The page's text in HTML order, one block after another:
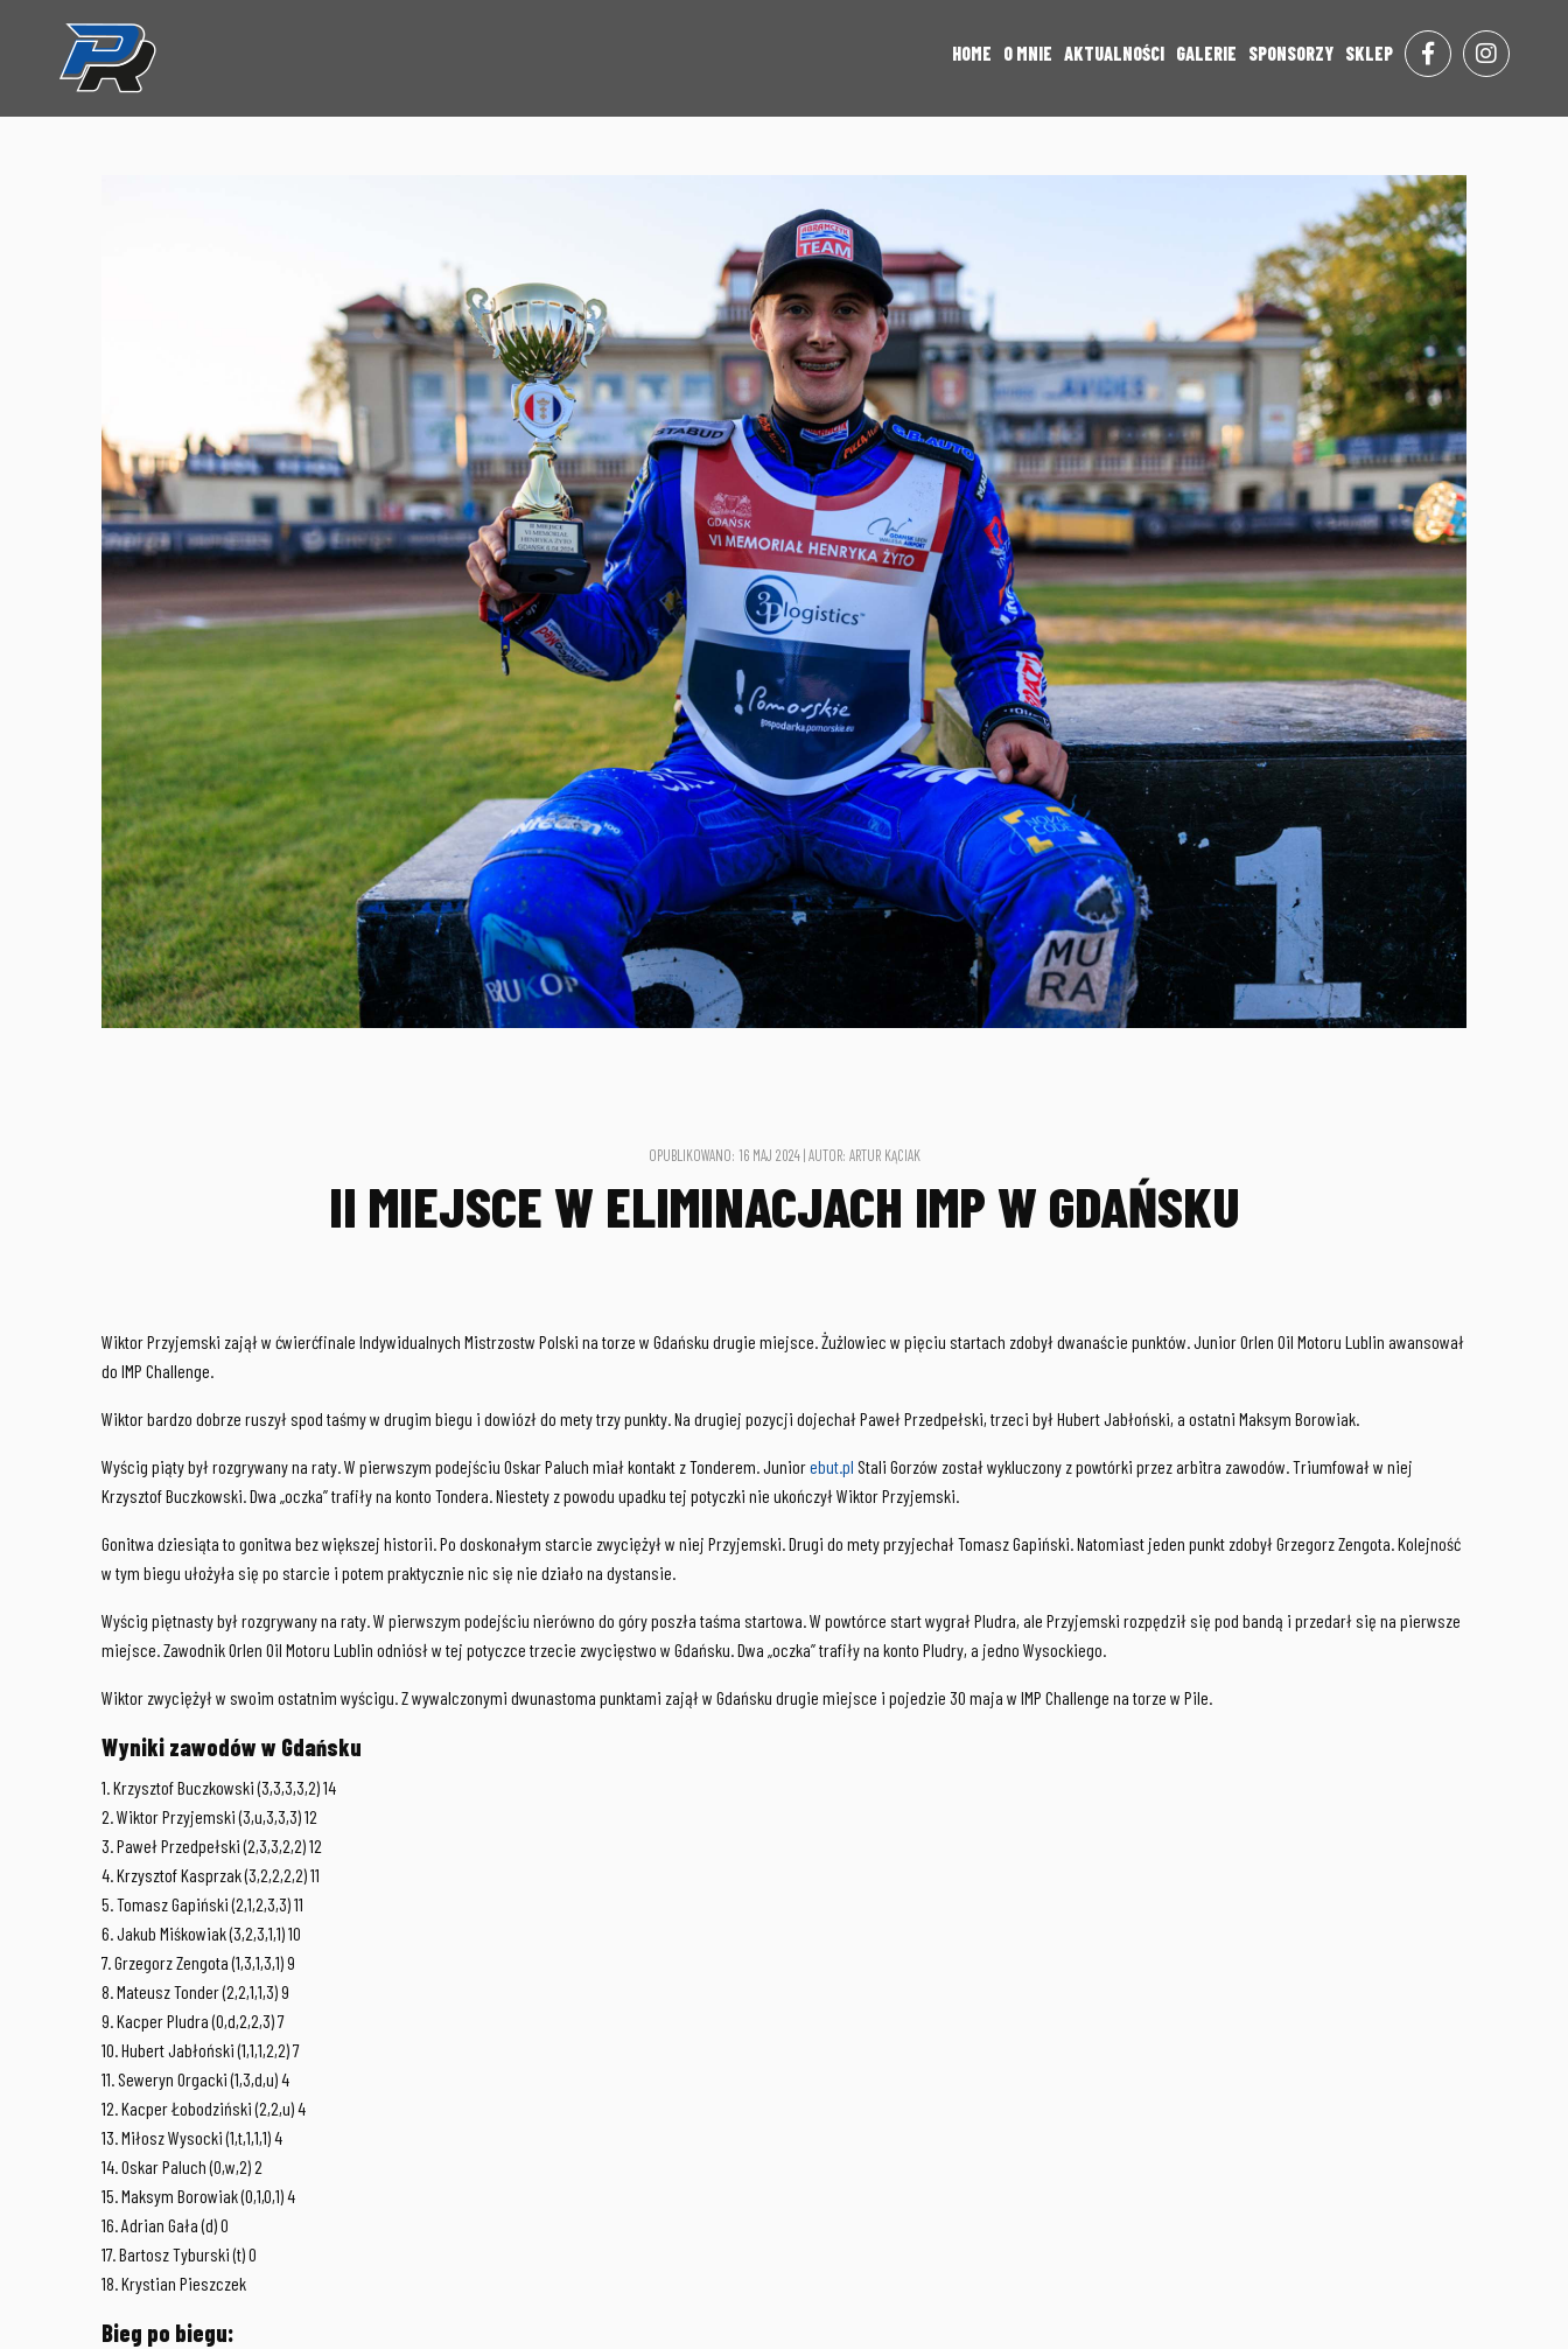
HOME O MNIE AKTUALNOŚCI GALERIE SPONSORZY SKLEP
OPUBLIKOWANO: 16 MAJ 2024 | AUTOR: ARTUR KĄCIAK
II MIEJSCE W ELIMINACJACH IMP W GDAŃSKU
Wiktor Przyjemski zajął w ćwierćfinale Indywidualnych Mistrzostw Polski na torze w Gdańsku drugie miejsce. Żużlowiec w pięciu startach zdobył dwanaście punktów. Junior Orlen Oil Motoru Lublin awansował
do IMP Challenge.
Wiktor bardzo dobrze ruszył spod taśmy w drugim biegu i dowiózł do mety trzy punkty. Na drugiej pozycji dojechał Paweł Przedpełski, trzeci był Hubert Jabłoński, a ostatni Maksym Borowiak.
Wyścig piąty był rozgrywany na raty. W pierwszym podejściu Oskar Paluch miał kontakt z Tonderem. Juniorebut.pl Stali Gorzów został wykluczony z powtórki przez arbitra zawodów. Triumfował w niej
Krzysztof Buczkowski. Dwa „oczka” trafiły na konto Tondera. Niestety z powodu upadku tej potyczki nie ukończył Wiktor Przyjemski.
Gonitwa dziesiąta to gonitwa bez większej historii. Po doskonałym starcie zwyciężył w niej Przyjemski. Drugi do mety przyjechał Tomasz Gapiński. Natomiast jeden punkt zdobył Grzegorz Zengota. Kolejność
w tym biegu ułożyła się po starcie i potem praktycznie nic się nie działo na dystansie.
Wyścig piętnasty był rozgrywany na raty. W pierwszym podejściu nierówno do góry poszła taśma startowa. W powtórce start wygrał Pludra, ale Przyjemski rozpędził się pod bandą i przedarł się na pierwsze
miejsce. Zawodnik Orlen Oil Motoru Lublin odniósł w tej potyczce trzecie zwycięstwo w Gdańsku. Dwa „oczka” trafiły na konto Pludry, a jedno Wysockiego.
Wiktor zwyciężył w swoim ostatnim wyścigu. Z wywalczonymi dwunastoma punktami zajął w Gdańsku drugie miejsce i pojedzie 30 maja w IMP Challenge na torze w Pile.
Wyniki zawodów w Gdańsku
1. Krzysztof Buczkowski (3,3,3,3,2) 14
2. Wiktor Przyjemski (3,u,3,3,3) 12
3. Paweł Przedpełski (2,3,3,2,2) 12
4. Krzysztof Kasprzak (3,2,2,2,2) 11
5. Tomasz Gapiński (2,1,2,3,3) 11
6. Jakub Miśkowiak (3,2,3,1,1) 10
7. Grzegorz Zengota (1,3,1,3,1) 9
8. Mateusz Tonder (2,2,1,1,3) 9
9. Kacper Pludra (0,d,2,2,3) 7
10. Hubert Jabłoński (1,1,1,2,2) 7
11. Seweryn Orgacki (1,3,d,u) 4
12. Kacper Łobodziński (2,2,u) 4
13. Miłosz Wysocki (1,t,1,1,1) 4
14. Oskar Paluch (0,w,2) 2
15. Maksym Borowiak (0,1,0,1) 4
16. Adrian Gała (d) 0
17. Bartosz Tyburski (t) 0
18. Krystian Pieszczek
Bieg po biegu: